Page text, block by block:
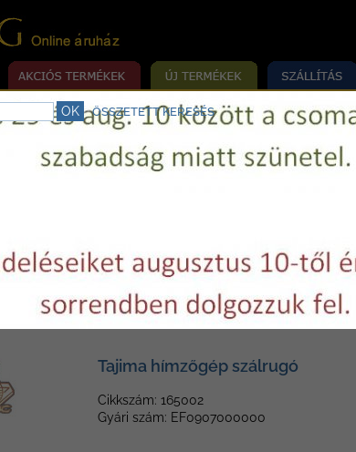
ÖSSZETETT KERESÉS
szerviz.
Telefon:+36 29 750977
E-mail:varrovilag@varrovilag.hu
Tajima hímzőgép szálrugó
Cikkszám: 165002
Gyári szám: EF0907000000